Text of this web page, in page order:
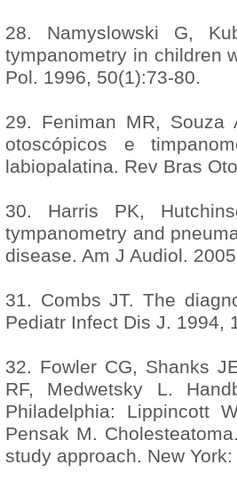
28. Namyslowski G,
tympanometry in children
Pol. 1996, 50(1):73-80.
29. Feniman MR, Souza
otoscópicos e
labiopalatina. Rev Bras
30. Harris PK,
tympanometry and
disease. Am J Audiol.
31. Combs JT. The
Pediatr Infect Dis J. 1994,
32. Fowler CG, Shanks
RF, Medwetsky L.
Philadelphia: Lippincott
Pensak M.
study approach. New